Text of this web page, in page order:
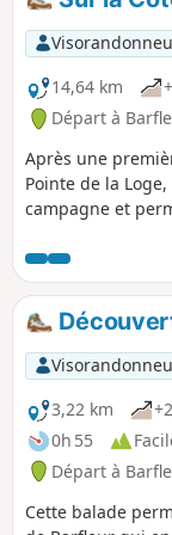
14,64 km
Départ à
Après une
Pointe de la
campagne et
3,22 km
0h 55
Départ à
Cette balade